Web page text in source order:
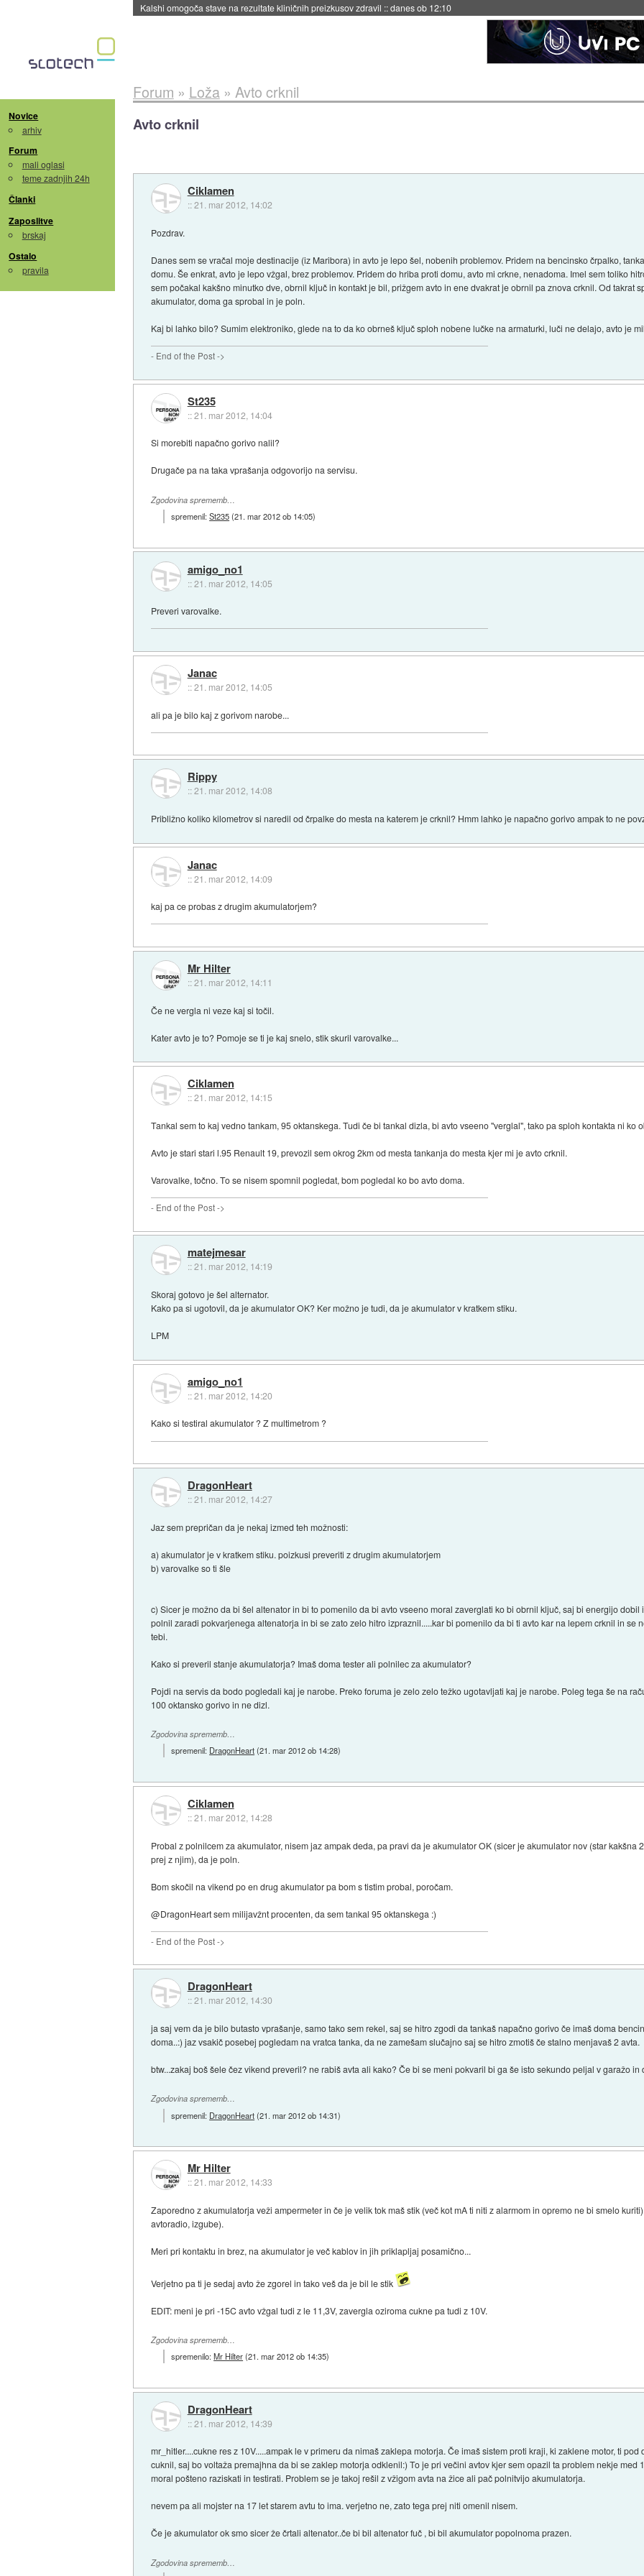
Sandisk že prodal več kot polovico SSD-jev za naslednji dve leti::danes ob 11:37
Novice
arhiv
Forum
mali oglasi
teme zadnjih 24h
Članki
Zaposlitve
brskaj
Ostalo
pravila
Forum » Loža» Avto crknil
Avto crknil
Ciklamen
::21. mar 2012, 14:02
Pozdrav.
Danes sem se vračal moje destinacije (iz Maribora) in avto je lepo šel, nobenih problemov. Pridem na bencinsko črpalko,
domu. Še enkrat, avto je lepo vžgal, brez problemov. Pridem do hriba proti domu, avto mi crkne, nenadoma. Imel sem toliko
sem počakal kakšno minutko dve, obrnil ključ in kontakt je bil, prižgem avto in ene dvakrat je obrnil pa znova crknil. Od takrat
akumulator, doma ga sprobal in je poln.
Kaj bi lahko bilo? Sumim elektroniko, glede na to da ko obrneš ključ sploh nobene lučke na armaturki, luči ne delajo, avto je
- End of the Post ->
St235
::21. mar 2012, 14:04
Si morebiti napačno gorivo nalil?
Drugače pa na taka vprašanja odgovorijo na servisu.
Zgodovina sprememb…
spremenil:St235(21. mar 2012 ob 14:05)
amigo_no1
::21. mar 2012, 14:05
Preveri varovalke.
Janac
::21. mar 2012, 14:05
ali pa je bilo kaj z gorivom narobe...
Rippy
::21. mar 2012, 14:08
Približno koliko kilometrov si naredil od črpalke do mesta na katerem je crknil? Hmm lahko je napačno gorivo ampak to ne
Janac
::21. mar 2012, 14:09
kaj pa ce probas z drugim akumulatorjem?
Mr Hilter
::21. mar 2012, 14:11
Če ne vergla ni veze kaj si točil.
Kater avto je to? Pomoje se ti je kaj snelo, stik skuril varovalke...
Ciklamen
::21. mar 2012, 14:15
Tankal sem to kaj vedno tankam, 95 oktanskega. Tudi če bi tankal dizla, bi avto vseeno "verglal", tako pa sploh kontakta ni ko
Avto je stari stari l.95 Renault 19, prevozil sem okrog 2km od mesta tankanja do mesta kjer mi je avto crknil.
Varovalke, točno. To se nisem spomnil pogledat, bom pogledal ko bo avto doma.
- End of the Post ->
matejmesar
::21. mar 2012, 14:19
Skoraj gotovo je šel alternator.
Kako pa si ugotovil, da je akumulator OK? Ker možno je tudi, da je akumulator v kratkem stiku.
LPM
amigo_no1
::21. mar 2012, 14:20
Kako si testiral akumulator ? Z multimetrom ?
DragonHeart
::21. mar 2012, 14:27
Jaz sem prepričan da je nekaj izmed teh možnosti:
a) akumulator je v kratkem stiku. poizkusi preveriti z drugim akumulatorjem
b) varovalke so ti šle
c) Sicer je možno da bi šel altenator in bi to pomenilo da bi avto vseeno moral zaverglati ko bi obrnil ključ, saj bi energijo
polnil zaradi pokvarjenega altenatorja in bi se zato zelo hitro izpraznil.....kar bi pomenilo da bi ti avto kar na lepem crknil in se
tebi.
Kako si preveril stanje akumulatorja? Imaš doma tester ali polnilec za akumulator?
Pojdi na servis da bodo pogledali kaj je narobe. Preko foruma je zelo zelo težko ugotavljati kaj je narobe. Poleg tega še na
100 oktansko gorivo in ne dizl.
Zgodovina sprememb…
spremenil: DragonHeart(21. mar 2012 ob 14:28)
Ciklamen
::21. mar 2012, 14:28
Probal z polnilcem za akumulator, nisem jaz ampak deda, pa pravi da je akumulator OK (sicer je akumulator nov (star kakšna
prej z njim), da je poln.
Bom skočil na vikend po en drug akumulator pa bom s tistim probal, poročam.
@DragonHeart sem milijavžnt procenten, da sem tankal 95 oktanskega :)
- End of the Post ->
DragonHeart
::21. mar 2012, 14:30
ja saj vem da je bilo butasto vprašanje, samo tako sem rekel, saj se hitro zgodi da tankaš napačno gorivo če imaš doma
doma..:) jaz vsakič posebej pogledam na vratca tanka, da ne zamešam slučajno saj se hitro zmotiš če stalno menjavaš 2 avta.
btw...zakaj boš šele čez vikend preveril? ne rabiš avta ali kako? Če bi se meni pokvaril bi ga še isto sekundo peljal v garažo
Zgodovina sprememb…
spremenil: DragonHeart(21. mar 2012 ob 14:31)
Mr Hilter
::21. mar 2012, 14:33
Zaporedno z akumulatorja veži ampermeter in če je velik tok maš stik (več kot mA ti niti z alarmom in opremo ne bi smelo
avtoradio, izgube).
Meri pri kontaktu in brez, na akumulator je več kablov in jih priklapljaj posamično...
Verjetno pa ti je sedaj avto že zgorel in tako veš da je bil le stik
EDIT: meni je pri -15C avto vžgal tudi z le 11,3V, zavergla oziroma cukne pa tudi z 10V.
Zgodovina sprememb…
spremenilo:Mr Hilter(21. mar 2012 ob 14:35)
DragonHeart
::21. mar 2012, 14:39
mr_hitler....cukne res z 10V.....ampak le v primeru da nimaš zaklepa motorja. Če imaš sistem proti kraji, ki zaklene motor, ti
cuknil, saj bo voltaža premajhna da bi se zaklep motorja odklenil:) To je pri večini avtov kjer sem opazil ta problem nekje med
moral pošteno raziskati in testirati. Problem se je takoj rešil z vžigom avta na žice ali pač polnitvijo akumulatorja.
nevem pa ali mojster na 17 let starem avtu to ima. verjetno ne, zato tega prej niti omenil nisem.
Če je akumulator ok smo sicer že črtali altenator..če bi bil altenator fuč , bi bil akumulator popolnoma prazen.
Zgodovina sprememb…